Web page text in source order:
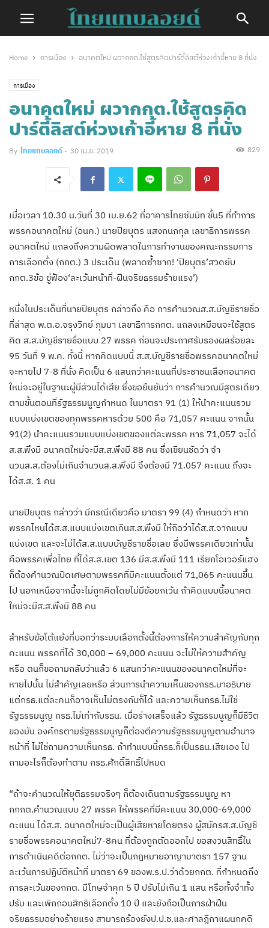
Home การเมือง อนาคตใหม่ ผวากกต.ใช้สูตรคิดปาร์ตี้ลิสต์ห่วงเก้าอี้หาย 8 ที่นั่ง
การเมือง
อนาคตใหม่ ผวากกต.ใช้สูตรคิด
ปาร์ตี้ลิสต์ห่วงเก้าอี้หาย 8 ที่นั่ง
By ไทยแทบลอยด์ - 30 เม.ย. 2019 829
เมื่อเวลา 10.30 น.วันที่ 30 เม.ย.62 ที่อาคารไทยซัมมิท ชั้น5 ที่ทำการ
พรรคอนาคตใหม่ (อนค.) นายปิยบุตร แสงกนกกุล เลขาธิการพรรค
อนาคตใหม่ แถลงถึงความผิดพลาดในการทำงานของคณะกรรมการ
การเลือกตั้ง (กกต.) 3 ประเด็น (พลาดซ้ำซาก! ‘ปิยบุตร’สวดยับ
กกต.3ข้อ ขู่ฟ้อง‘ละเว้นหน้าที่-ฝืนจริยธรรมร้ายแรง’)
หนึ่งในประเด็นที่นายปิยบุตร กล่าวถึง คือ การคำนวณส.ส.บัญชีรายชื่อ
ที่ล่าสุด พ.ต.อ.จรุงวิทย์ ภุมมา เลขาธิการกกต. แถลงเหมือนจะใช้สูตร
คิด ส.ส.บัญชีรายชื่อแบบ 27 พรรค ก่อนจะประกาศรับรองผลร้อยละ
95 วันที่ 9 พ.ค. ทั้งนี้ หากคิดแบบนี้ ส.ส.บัญชีรายชื่อพรรคอนาคตใหม่
จะหายไป 7-8 ที่นั่ง คิดเป็น 6 แสนกว่าคะแนนที่ประชาชนเลือกอนาคต
ใหม่จะอยู่ในฐานะผู้มีส่วนได้เสีย ซึ่งขอยืนยันว่า การคำนวณมีสูตรเดียว
ตามขั้นตอนที่รัฐธรรมนูญกำหนด ในมาตรา 91 (1) ให้นำคะแนนรวม
แบบแบ่งเขตของทุกพรรคหารด้วย 500 คือ 71,057 คะแนน จากนั้น
91(2) นำคะแนนรวมแบบแบ่งเขตของแต่ละพรรค หาร 71,057 จะได้
ส.ส.พึงมี อนาคตใหม่จะมีส.ส.พึงมี 88 คน ซึ่งเขียนชัดว่า จำ
นวนส.ส.ต้องไม่เกินจำนวนส.ส.พึงมี จึงต้องมี 71.057 คะแนน ถึงจะ
ได้ส.ส. 1 คน
นายปิยบุตร กล่าวว่า มีกรณีเดียวคือ มาตรา 99 (4) กำหนดว่า หาก
พรรคไหนได้ส.ส.แบบแบ่งเขตเกินส.ส.พึงมี ให้ถือว่าได้ส.ส.จากแบบ
แบ่งเขต และจะไม่ได้ส.ส.แบบบัญชีรายชื่อเลย ซึ่งมีพรรคเดียวเท่านั้น
คือพรรคเพื่อไทย ที่ได้ส.ส.เขต 136 มีส.ส.พึงมี 111 เรียกโอเวอร์แฮง
ก็ต้องคำนวณปัดเศษตามพรรคที่มีคะแนนตั้งแต่ 71,065 คะแนนขึ้น
ไป นอกเหนือจากนี้จะไม่ถูกคิดโดยไม่มีข้อยกเว้น ถ้าคิดแบบนี้อนาคต
ใหม่จะมีส.ส.พึงมี 88 คน
สำหรับข้อโต้แย้งที่บอกว่าระบบเลือกตั้งนี้ต้องการให้ความสำคัญกับทุก
คะแนน พรรคที่ได้ 30,000 – 69,000 คะแนน จะไม่ให้ความสำคัญ
หรือ ตนก็ขอถามกลับว่าแล้ว 6 แสนกว่าคะแนนของอนาคตใหม่ที่จะ
หายไปนั้น ไม่สำคัญเลยหรือ ส่วนการนำความเห็นของกรธ.มาอธิบาย
แต่กรธ.แต่ละคนก็อาจเห็นไม่ตรงกันก็ได้ และความเห็นกรธ.ไม่ใช่
รัฐธรรมนูญ กรธ.ไม่เท่ากับรธน. เมื่อร่างเสร็จแล้ว รัฐธรรมนูญก็มีชีวิต
ของมัน องค์กรตามรัฐธรรมนูญก็ต้องตีความรัฐธรรมนูญตามอำนาจ
หน้าที่ ไม่ใช่ถามความเห็นกรธ. ถ้าทำแบบนี้กรธ.ก็เป็นรธน.เสียเอง ไป
ถามอะไรก็ต้องทำตาม กรธ.ศักดิ์สิทธิ์ไปหมด
“ถ้าจะคำนวณให้ยุติธรรมจริงๆ ก็ต้องเดินตามรัฐธรรมนูญ หา
กกกต.คำนวณแบบ 27 พรรค ให้พรรคที่มีคะแนน 30,000-69,000
คะแนน ได้ส.ส. อนาคตใหม่จะเป็นผู้เสียหายโดยตรง ผู้สมัครส.ส.บัญชี
รายชื่อพรรคอนาคตใหม่7-8คน ที่ต้องถูกตัดออกไป ขอสงวนสิทธิ์ใน
การดำเนินคดีต่อกกต. ไม่ว่าจะเป็นกฎหมายอาญามาตรา 157 ฐาน
ละเว้นการปฏิบัติหน้าที่ มาตรา 69 ของพ.ร.ป.ว่าด้วยกกต. ที่กำหนดถึง
การละเว้นของกกต. มีโทษจำคุก 5 ปี ปรับไม่เกิน 1 แสน หรือทั้งจำทั้ง
ปรับ และเพิกถอนสิทธิเลือกตั้ง 10 ปี และยังถือเป็นการฝ่าฝืน
จริยธรรมอย่างร้ายแรง สามารถร้องยังป.ป.ช.และศาลฎีกาแผนกคดี